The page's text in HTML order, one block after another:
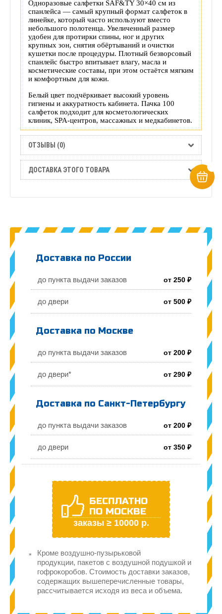
Одноразовые салфетки SAF&TY 30×40 см из
спанлейса — самый крупный формат салфеток в
линейке, который часто используют вместо
небольшого полотенца. Увеличенный размер
удобен для протирки спины, ног и других
крупных зон, снятия обёртываний и очистки
кушетки после процедуры. Плотный безворсовый
спанлейс быстро впитывает влагу, масла и
косметические составы, при этом остаётся мягким
и комфортным для кожи.
Белый цвет подчёркивает высокий уровень
гигиены и аккуратность кабинета. Пачка 100
салфеток подходит для косметологических
клиник, SPA‑центров, массажных и медкабинетов.
ОТЗЫВЫ (0)
ДОСТАВКА ЭТОГО ТОВАРА
Доставка по России
до пункта выдачи заказов от 250 ₽
до двери от 500 ₽
Доставка по Москве
до пункта выдачи заказов от 200 ₽
до двери* от 290 ₽
Доставка по Санкт-Петербургу
до пункта выдачи заказов от 200 ₽
до двери от 350 ₽
БЕСПЛАТНО
ПО МОСКВЕ
заказы ≥ 10000 р.
Кроме воздушно-пузырьковой
продукции, пакетов с воздушной подушкой и
гофрокоробов. Стоимость доставки заказов,
содержащих вышеперечисленные товары,
рассчитывается исходя из веса и объема.